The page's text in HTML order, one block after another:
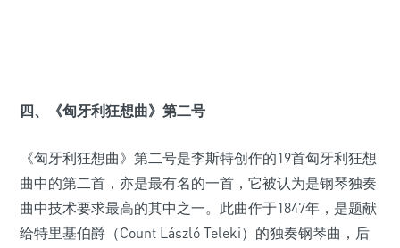
四、《匈牙利狂想曲》第二号
《匈牙利狂想曲》第二号是李斯特创作的19首匈牙利狂想
曲中的第二首，亦是最有名的一首，它被认为是钢琴独奏
曲中技术要求最高的其中之一。此曲作于1847年，是题献
给特里基伯爵（Count László Teleki）的独奏钢琴曲，后